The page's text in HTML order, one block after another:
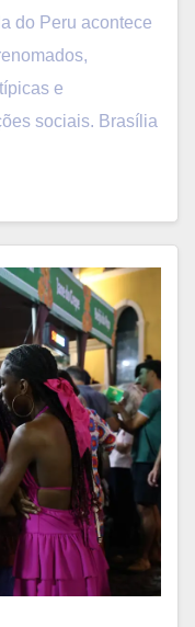
do Peru acontece
e
sociais. Brasília